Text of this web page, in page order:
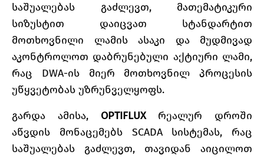
საშუალებას გაძლევთ, მათემატიკური
სიზუსტით დაიცვათ სტანდარტით
მოთხოვნილი ლამის ასაკი და მუდმივად
აკონტროლოთ დაბრუნებული აქტიური ლამი,
რაც DWA-ის მიერ მოთხოვნილ პროცესის
უწყვეტობას უზრუნველყოფს.
გარდა ამისა, OPTIFLUX რეალურ დროში
აწვდის მონაცემებს SCADA სისტემას, რაც
საშუალებას გაძლევთ, თავიდან აიცილოთ